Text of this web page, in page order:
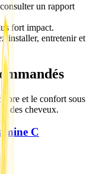
un rapport
fort impact.
installer, entretenir et
et le confort sous
des cheveux.
C